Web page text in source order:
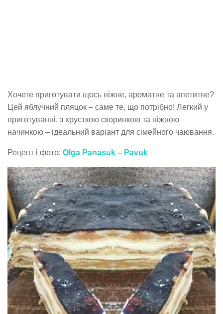
Хочете приготувати щось ніжне, ароматне та апетитне?
Цей яблучний пляцок – саме те, що потрібно! Легкий у
приготуванні, з хрусткою скоринкою та ніжною
начинкою – ідеальний варіант для сімейного чаювання.
Рецепт і фото: Olga Panasuk – Pavuk